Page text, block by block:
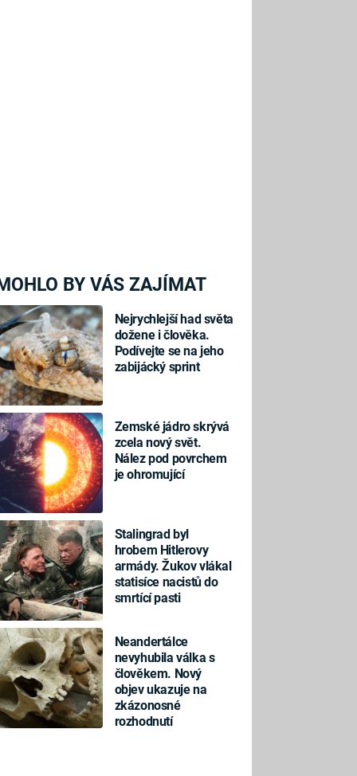
BY VÁS ZAJÍMAT
Nejrychlejší had světa
dožene i člověka.
Podívejte se na jeho
zabijácký sprint
Zemské jádro skrývá
zcela nový svět.
Nález pod povrchem
je ohromující
Stalingrad byl
hrobem Hitlerovy
armády. Žukov vlákal
statisíce nacistů do
smrtící pasti
Neandertálce
nevyhubila válka s
člověkem. Nový
objev ukazuje na
zkázonosné
rozhodnutí